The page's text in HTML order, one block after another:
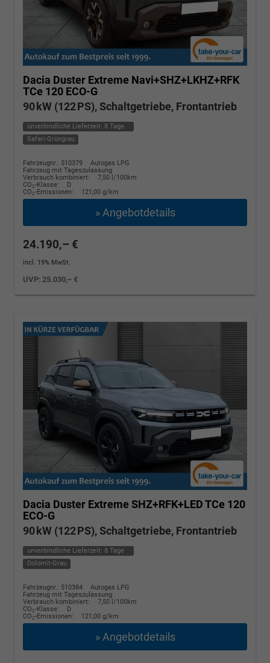
Dacia Duster Extreme Navi+SHZ+LKHZ+RFK
TCe 120 ECO-G
90 kW (122 PS), Schaltgetriebe, Frontantrieb
unverbindliche Lieferzeit: 8 Tage
Safari-Grüngrau
Fahrzeugnr.: 510379
Autogas LPG
Fahrzeug mit Tageszulassung
Verbrauch kombiniert:
7,50 l/100km
CO2-Klasse:
D
CO2-Emissionen: 121,00 g/km
» Angebotdetails
24.190,– €
incl. 19% MwSt.
UVP:25.030,– €
Dacia Duster Extreme SHZ+RFK+LED TCe 120
ECO-G
90 kW (122 PS), Schaltgetriebe, Frontantrieb
unverbindliche Lieferzeit: 8 Tage
Dolomit-Grau
Fahrzeugnr.: 510384
Autogas LPG
Fahrzeug mit Tageszulassung
Verbrauch kombiniert:
7,50 l/100km
CO2-Klasse:
D
CO2-Emissionen: 121,00 g/km
» Angebotdetails